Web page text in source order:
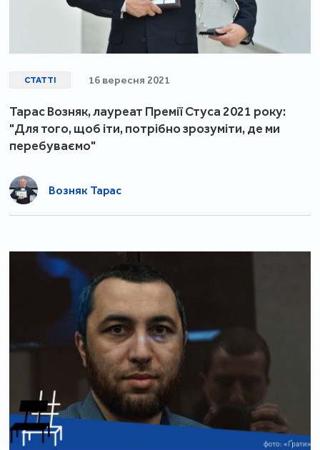
СТАТТІ 16 вересня 2021
Тарас Возняк, лауреат Премії Стуса 2021 року:
"Для того, щоб іти, потрібно зрозуміти, де ми
перебуваємо"
Возняк Тарас